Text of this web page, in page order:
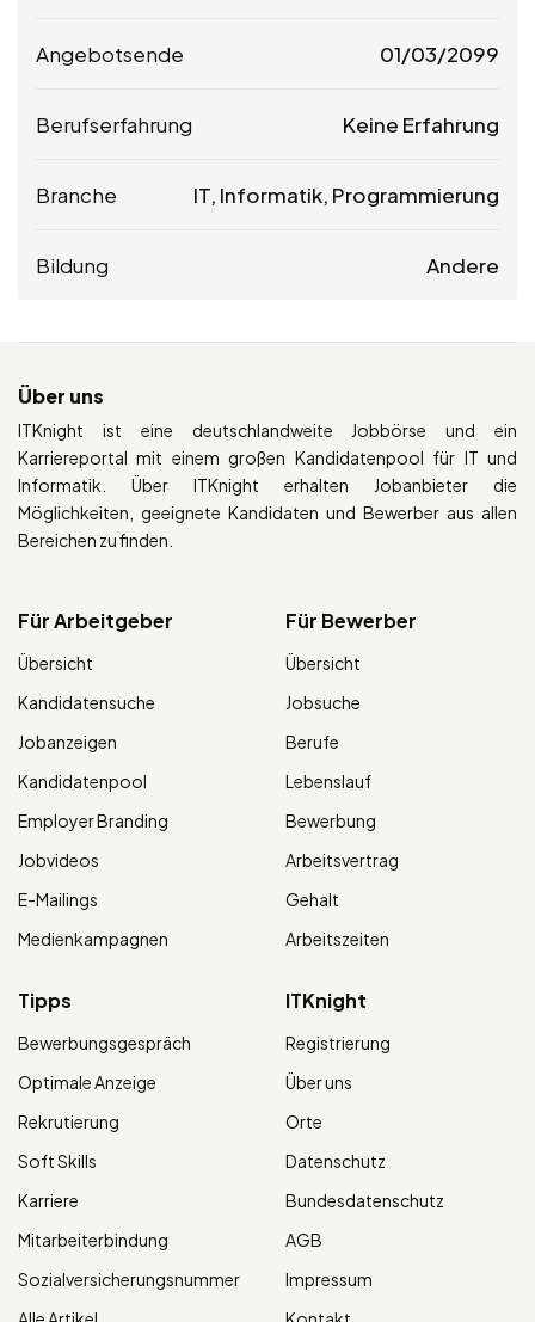
Angebotsende 01/03/2099
Berufserfahrung Keine Erfahrung
Branche IT, Informatik, Programmierung
Bildung Andere
Über uns
ITKnight ist eine deutschlandweite Jobbörse und ein
Karriereportal mit einem großen Kandidatenpool für IT und
Informatik. Über ITKnight erhalten Jobanbieter die
Möglichkeiten, geeignete Kandidaten und Bewerber aus allen
Bereichen zu finden.
Für Arbeitgeber
Übersicht
Kandidatensuche
Jobanzeigen
Kandidatenpool
Employer Branding
Jobvideos
E-Mailings
Medienkampagnen
Für Bewerber
Übersicht
Jobsuche
Berufe
Lebenslauf
Bewerbung
Arbeitsvertrag
Gehalt
Arbeitszeiten
Tipps
Bewerbungsgespräch
Optimale Anzeige
Rekrutierung
Soft Skills
Karriere
Mitarbeiterbindung
Sozialversicherungsnummer
ITKnight
Registrierung
Über uns
Orte
Datenschutz
Bundesdatenschutz
AGB
Impressum